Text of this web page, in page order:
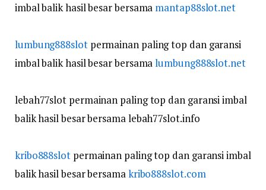
imbal balik hasil besar bersama mantap88slot.net
lumbung888slotpermainan paling top dan garansi
imbal balik hasil besar bersamalumbung888slot.net
lebah77slot permainan paling top dan garansi imbal
balik hasil besar bersama lebah77slot.info
kribo888slotpermainan paling top dan garansi imbal
balik hasil besar bersamakribo888slot.com